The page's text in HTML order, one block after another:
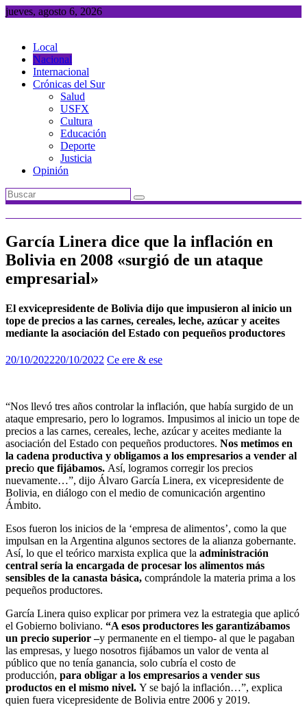
Saltar
jueves, agosto 6, 2026
Local
Nacional
Internacional
Crónicas del Sur
Salud
USFX
Cultura
Educación
Deporte
Justicia
Opinión
García Linera dice que la inflación en
Bolivia en 2008 «surgió de un ataque
empresarial»
El exvicepresidente de Bolivia dijo que impusieron al inicio un
tope de precios a las carnes, cereales, leche, azúcar y aceites
mediante la asociación del Estado con pequeños productores
20/10/202220/10/2022 Ce ere & ese
“Nos llevó tres años controlar la inflación, que había surgido de un
ataque empresario, pero lo logramos. Impusimos al inicio un tope de
precios a las carnes, cereales, leche, azúcar y aceites mediante la
asociación del Estado con pequeños productores. Nos metimos en
la cadena productiva y obligamos a los empresarios a vender al
precio que fijábamos. Así, logramos corregir los precios
nuevamente…”, dijo Álvaro García Linera, ex vicepresidente de
Bolivia, en diálogo con el medio de comunicación argentino
Ámbito.
Esos fueron los inicios de la ‘empresa de alimentos’, como la que
impulsan en la Argentina algunos sectores de la alianza gobernante.
Así, lo que el teórico marxista explica que la administración
central sería la encargada de procesar los alimentos más
sensibles de la canasta básica, comprándole la materia prima a los
pequeños productores.
García Linera quiso explicar por primera vez la estrategia que aplicó
el Gobierno boliviano. “A esos productores les garantizábamos
un precio superior –y permanente en el tiempo- al que le pagaban
las empresas, y luego nosotros fijábamos un valor de venta al
público que no tenía ganancia, solo cubría el costo de
producción, para obligar a los empresarios a vender sus
productos en el mismo nivel. Y se bajó la inflación…”, explica
quien fuera vicepresidente de Bolivia entre 2006 y 2019.